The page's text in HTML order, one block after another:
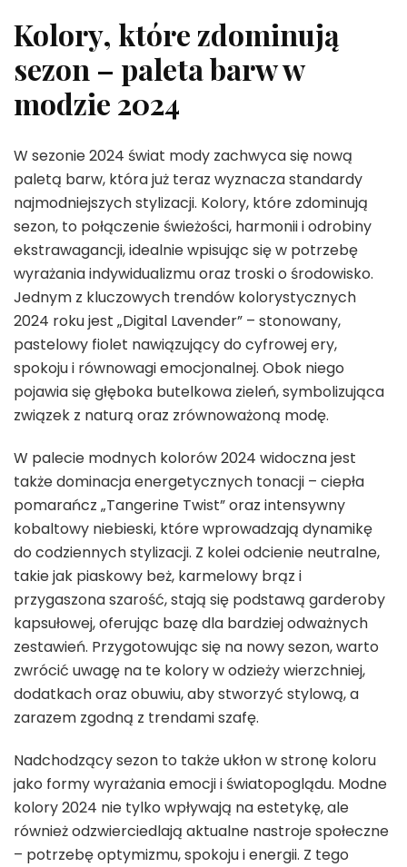
Kolory, które zdominują
sezon – paleta barw w
modzie 2024
W sezonie 2024 świat mody zachwyca się nową
paletą barw, która już teraz wyznacza standardy
najmodniejszych stylizacji. Kolory, które zdominują
sezon, to połączenie świeżości, harmonii i odrobiny
ekstrawagancji, idealnie wpisując się w potrzebę
wyrażania indywidualizmu oraz troski o środowisko.
Jednym z kluczowych trendów kolorystycznych
2024 roku jest „Digital Lavender” – stonowany,
pastelowy fiolet nawiązujący do cyfrowej ery,
spokoju i równowagi emocjonalnej. Obok niego
pojawia się głęboka butelkowa zieleń, symbolizująca
związek z naturą oraz zrównoważoną modę.
W palecie modnych kolorów 2024 widoczna jest
także dominacja energetycznych tonacji – ciepła
pomarańcz „Tangerine Twist” oraz intensywny
kobaltowy niebieski, które wprowadzają dynamikę
do codziennych stylizacji. Z kolei odcienie neutralne,
takie jak piaskowy beż, karmelowy brąz i
przygaszona szarość, stają się podstawą garderoby
kapsułowej, oferując bazę dla bardziej odważnych
zestawień. Przygotowując się na nowy sezon, warto
zwrócić uwagę na te kolory w odzieży wierzchniej,
dodatkach oraz obuwiu, aby stworzyć stylową, a
zarazem zgodną z trendami szafę.
Nadchodzący sezon to także ukłon w stronę koloru
jako formy wyrażania emocji i światopoglądu. Modne
kolory 2024 nie tylko wpływają na estetykę, ale
również odzwierciedlają aktualne nastroje społeczne
– potrzebę optymizmu, spokoju i energii. Z tego